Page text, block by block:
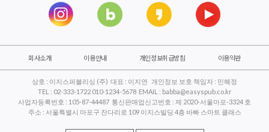
회사소개 이용안내 개인정보취급방침 이용약관
상호 : 이지스퍼블리싱 (주) 대표 : 이지연 개인정보 보호 책임자 : 민혜정
TEL : 02-333-1722 010-1234-5678 EMAIL : babba@easyspub.co.kr
사업자등록번호 : 105-87-44487 통신판매업신고번호 : 제 2020-서울마포-3324 호
주소 : 서울특별시 마포구 잔다리로 109 이지스빌딩 4층 바빠 스마트 클래스